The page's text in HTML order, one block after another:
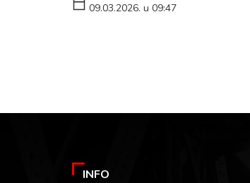
09.03.2026. u 09:47
INFO